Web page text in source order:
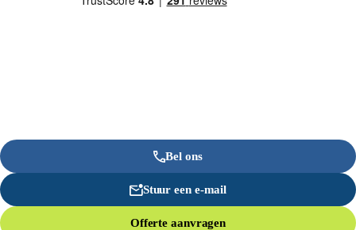
Bel ons
Stuur een e-mail
Offerte aanvragen